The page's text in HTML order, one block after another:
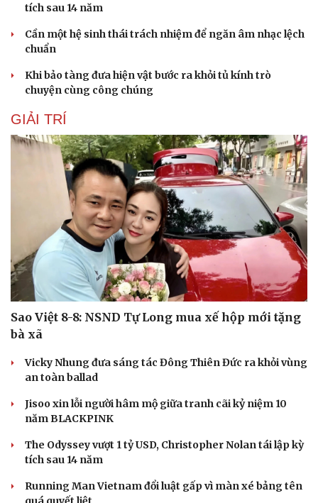
check-in
Podcast
Câu chuyện thời sự
Đọc truyện đêm khuya
Cửa sổ tình yêu
Kể chuyện cho bé
Hạt giống tâm hồn
tích sau 14 năm
Cần một hệ sinh thái trách nhiệm để ngăn âm nhạc lệch
chuẩn
Khi bảo tàng đưa hiện vật bước ra khỏi tủ kính trò
chuyện cùng công chúng
GIẢI TRÍ
Sao Việt 8-8: NSND Tự Long mua xế hộp mới tặng
bà xã
Vicky Nhung đưa sáng tác Đông Thiên Đức ra khỏi vùng
an toàn ballad
Jisoo xin lỗi người hâm mộ giữa tranh cãi kỷ niệm 10
năm BLACKPINK
The Odyssey vượt 1 tỷ USD, Christopher Nolan tái lập kỳ
tích sau 14 năm
Running Man Vietnam đổi luật gấp vì màn xé bảng tên